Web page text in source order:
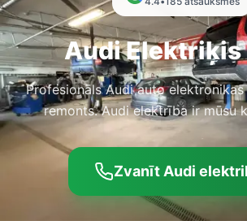
Audi Elektriķis
Profesionāls Audi auto
remonts. Audi elektrība ir mūsu
Zvanīt Audi